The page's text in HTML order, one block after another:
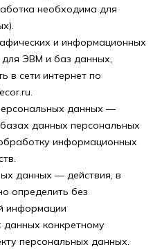
необходима для
и информационных
ЭВМ и баз данных,
в сети интернет по
данных —
данных персональных
информационных
данных — действия, в
определить без
информации
конкретному
персональных данных.